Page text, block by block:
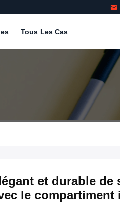
Tous Les Cas
et durable de
le compartiment